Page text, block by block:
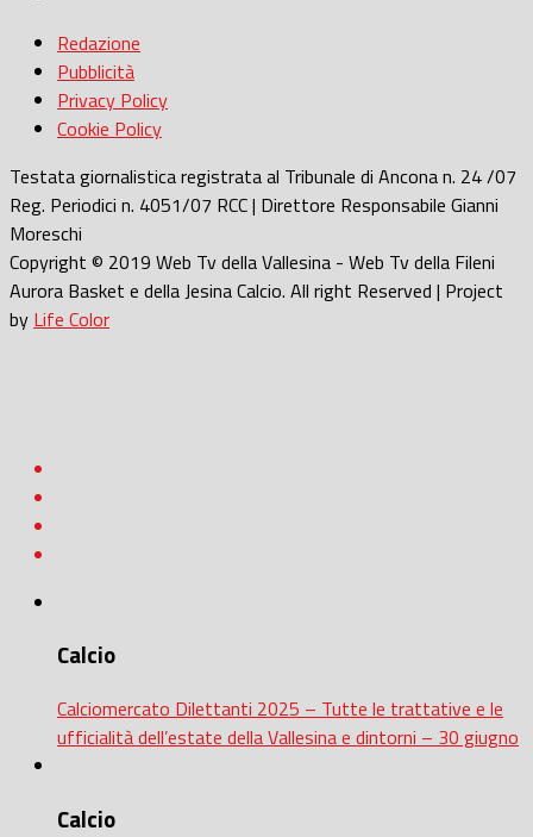
Redazione
Pubblicità
Privacy Policy
Cookie Policy
Testata giornalistica registrata al Tribunale di Ancona n. 24 /07
Reg. Periodici n. 4051/07 RCC | Direttore Responsabile Gianni
Moreschi
Copyright © 2019 Web Tv della Vallesina - Web Tv della Fileni
Aurora Basket e della Jesina Calcio. All right Reserved | Project
by Life Color
Calcio
Calciomercato Dilettanti 2025 – Tutte le trattative e le
ufficialità dell’estate della Vallesina e dintorni – 30 giugno
Calcio